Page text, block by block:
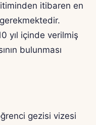
itibaren en
yıl içinde verilmiş
bulunması
gezisi vizesi